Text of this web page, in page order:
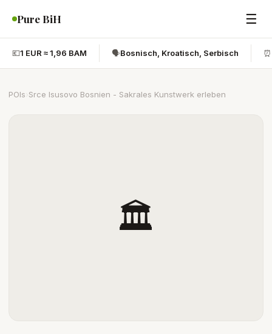
Pure BiH ☰
💶1 EUR ≈ 1,96 BAM 🗣️Bosnisch, Kroatisch, Serbisch ⏰
POIs Srce Isusovo Bosnien - Sakrales Kunstwerk erleben
🏛️